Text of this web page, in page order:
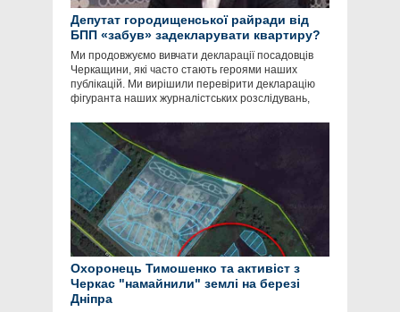
Депутат городищенської райради від
БПП «забув» задекларувати квартиру?
Ми продовжуємо вивчати декларації посадовців
Черкащини, які часто стають героями наших
публікацій. Ми вирішили перевірити декларацію
фігуранта наших журналістських розслідувань,
Охоронець Тимошенко та активіст з
Черкас "намайнили" землі на березі
Дніпра